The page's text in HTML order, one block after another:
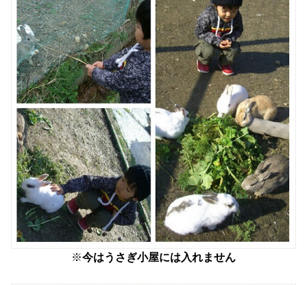
※今はうさぎ小屋には入れません